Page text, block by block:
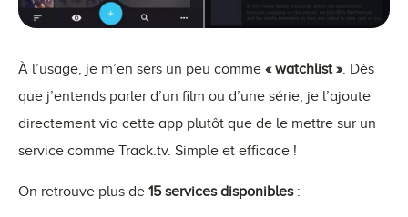
À l’usage, je m’en sers un peu comme « watchlist ». Dès
que j’entends parler d’un film ou d’une série, je l’ajoute
directement via cette app plutôt que de le mettre sur un
service comme Track.tv. Simple et efficace !
On retrouve plus de 15 services disponibles: